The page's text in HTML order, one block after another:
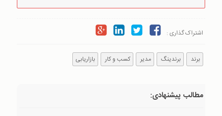
اشتراک گذاری :
برند برندینگ مدیر کسب و کار بازاریابی
مطالب پیشنهادی: